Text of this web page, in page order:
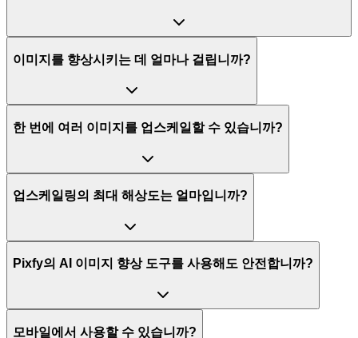
이미지를 향상시키는 데 얼마나 걸립니까?
한 번에 여러 이미지를 업스케일할 수 있습니까?
업스케일링의 최대 해상도는 얼마입니까?
Pixfy의 AI 이미지 향상 도구를 사용해도 안전합니까?
모바일에서 사용할 수 있습니까?